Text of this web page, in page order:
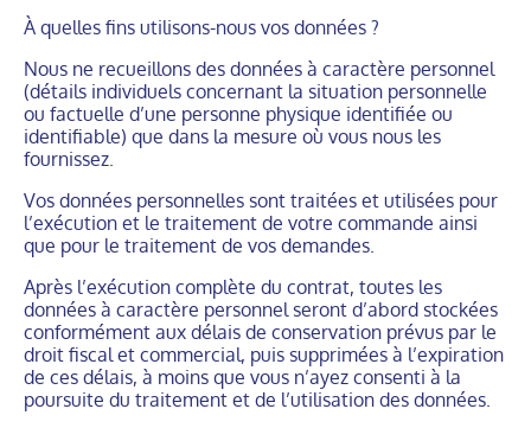
À quelles fins utilisons-nous vos données ?
Nous ne recueillons des données à caractère personnel
(détails individuels concernant la situation personnelle
ou factuelle d’une personne physique identifiée ou
identifiable) que dans la mesure où vous nous les
fournissez.
Vos données personnelles sont traitées et utilisées pour
l’exécution et le traitement de votre commande ainsi
que pour le traitement de vos demandes.
Après l’exécution complète du contrat, toutes les
données à caractère personnel seront d’abord stockées
conformément aux délais de conservation prévus par le
droit fiscal et commercial, puis supprimées à l’expiration
de ces délais, à moins que vous n’ayez consenti à la
poursuite du traitement et de l’utilisation des données.